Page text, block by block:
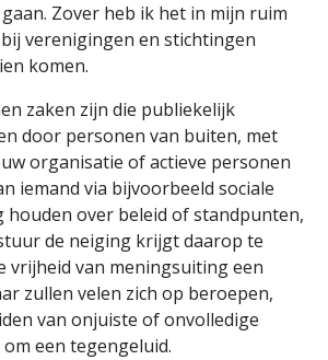
Zover heb ik het in mijn ruim
verenigingen en stichtingen
komen.
zaken zijn die publiekelijk
door personen van buiten, met
organisatie of actieve personen
iemand via bijvoorbeeld sociale
houden over beleid of standpunten,
de neiging krijgt daarop te
vrijheid van meningsuiting een
zullen velen zich op beroepen,
van onjuiste of onvolledige
een tegengeluid.